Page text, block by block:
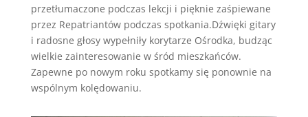
przetłumaczone podczas lekcji i pięknie zaśpiewane
przez Repatriantów podczas spotkania.Dźwięki gitary
i radosne głosy wypełniły korytarze Ośrodka, budząc
wielkie zainteresowanie w śród mieszkańców.
Zapewne po nowym roku spotkamy się ponownie na
wspólnym kolędowaniu.